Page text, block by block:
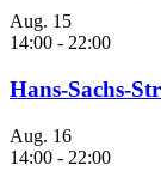
Aug. 15
14:00 - 22:00
Hans-Sachs-
Aug. 16
14:00 - 22:00